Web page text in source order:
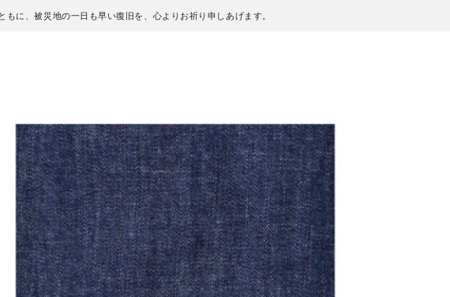
に、被災地の一日も早い復旧を、心よりお祈り申しあげます。